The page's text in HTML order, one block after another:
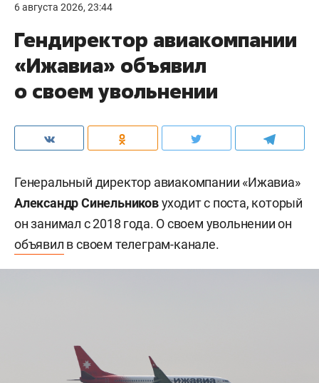
6 августа 2026, 23:44
Гендиректор авиакомпании
«Ижавиа» объявил
о своем увольнении
Генеральный директор авиакомпании «Ижавиа»
Александр Синельниковуходит с поста, который
он занимал с 2018 года. О своем увольнении он
объявил в своем телеграм-канале.